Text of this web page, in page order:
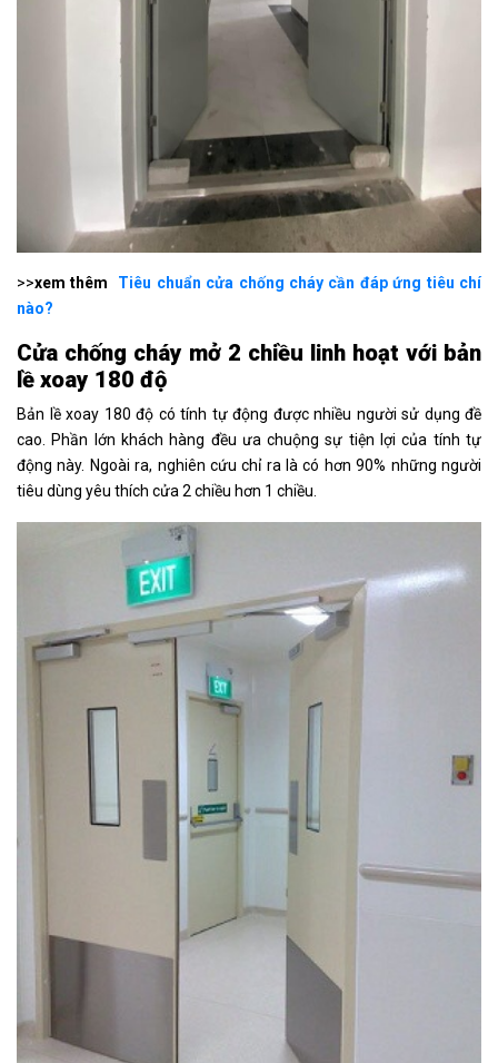
>>xem thêm
Tiêu chuẩn cửa chống cháy cần đáp ứng tiêu chí
nào?
Cửa chống cháy mở 2 chiều linh hoạt với bản
lề xoay 180 độ
Bản lề xoay 180 độ có tính tự động được nhiều người sử dụng đề
cao. Phần lớn khách hàng đều ưa chuộng sự tiện lợi của tính tự
động này. Ngoài ra, nghiên cứu chỉ ra là có hơn 90% những người
tiêu dùng yêu thích cửa 2 chiều hơn 1 chiều.